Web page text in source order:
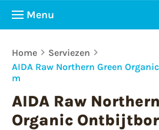
Menu
Home
Serviezen
AIDA Raw Northern Green
m
AIDA Raw
Organic